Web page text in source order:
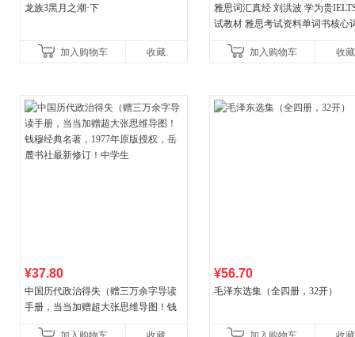
龙族3黑月之潮·下
加入购物车 收藏
雅思词汇真经 刘洪波 学为贵
试教材 雅思考试资料单词书核心
加入购物车
收藏
¥37.80
中国历代政治得失（赠三万余字导读
手册，当当加赠超大张思维导图！钱
¥56.70
毛泽东选集（全四册，32开）